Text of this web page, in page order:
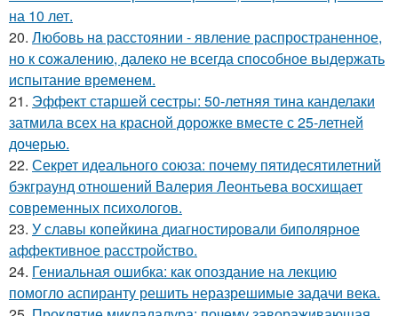
на 10 лет.
20. Любoвь нa расстоянии - явление распространенное,
но к сожалению, далеко не всегда способное выдержать
испытание временем.
21. Эффект старшей сестры: 50-летняя тина канделаки
затмила всех на красной дорожке вместе с 25-летней
дочерью.
22. Секрет идеального союза: почему пятидесятилетний
бэкграунд отношений Валерия Леонтьева восхищает
современных психологов.
23. У славы копейкина диагностировали биполярное
аффективное расстройство.
24. Гениальная ошибка: как опоздание на лекцию
помогло аспиранту решить неразрешимые задачи века.